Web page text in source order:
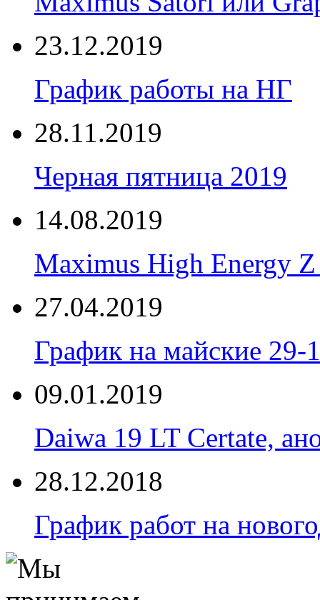
23.12.2019
График работы на НГ
28.11.2019
Черная пятница 2019
14.08.2019
Maximus High Energy
27.04.2019
График на майские 29-
09.01.2019
Daiwa 19 LT Certate,
28.12.2018
График работ на